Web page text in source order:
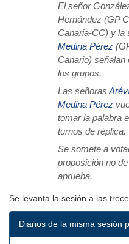
El señor
Hernández (GP
Canaria-CC) y la
Medina Pérez
Canario) señalan
los grupos.
Las señoras
Medina Pérez
tomar la palabra
turnos de réplica.
Se somete a
proposición no
aprueba.
Se levanta la sesión a las
Diarios de la misma sesión